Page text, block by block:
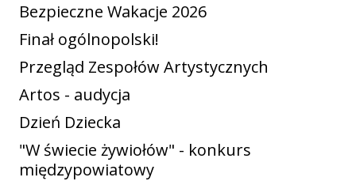
Bezpieczne Wakacje 2026
Finał ogólnopolski!
Przegląd Zespołów Artystycznych
Artos - audycja
Dzień Dziecka
"W świecie żywiołów" - konkurs
międzypowiatowy